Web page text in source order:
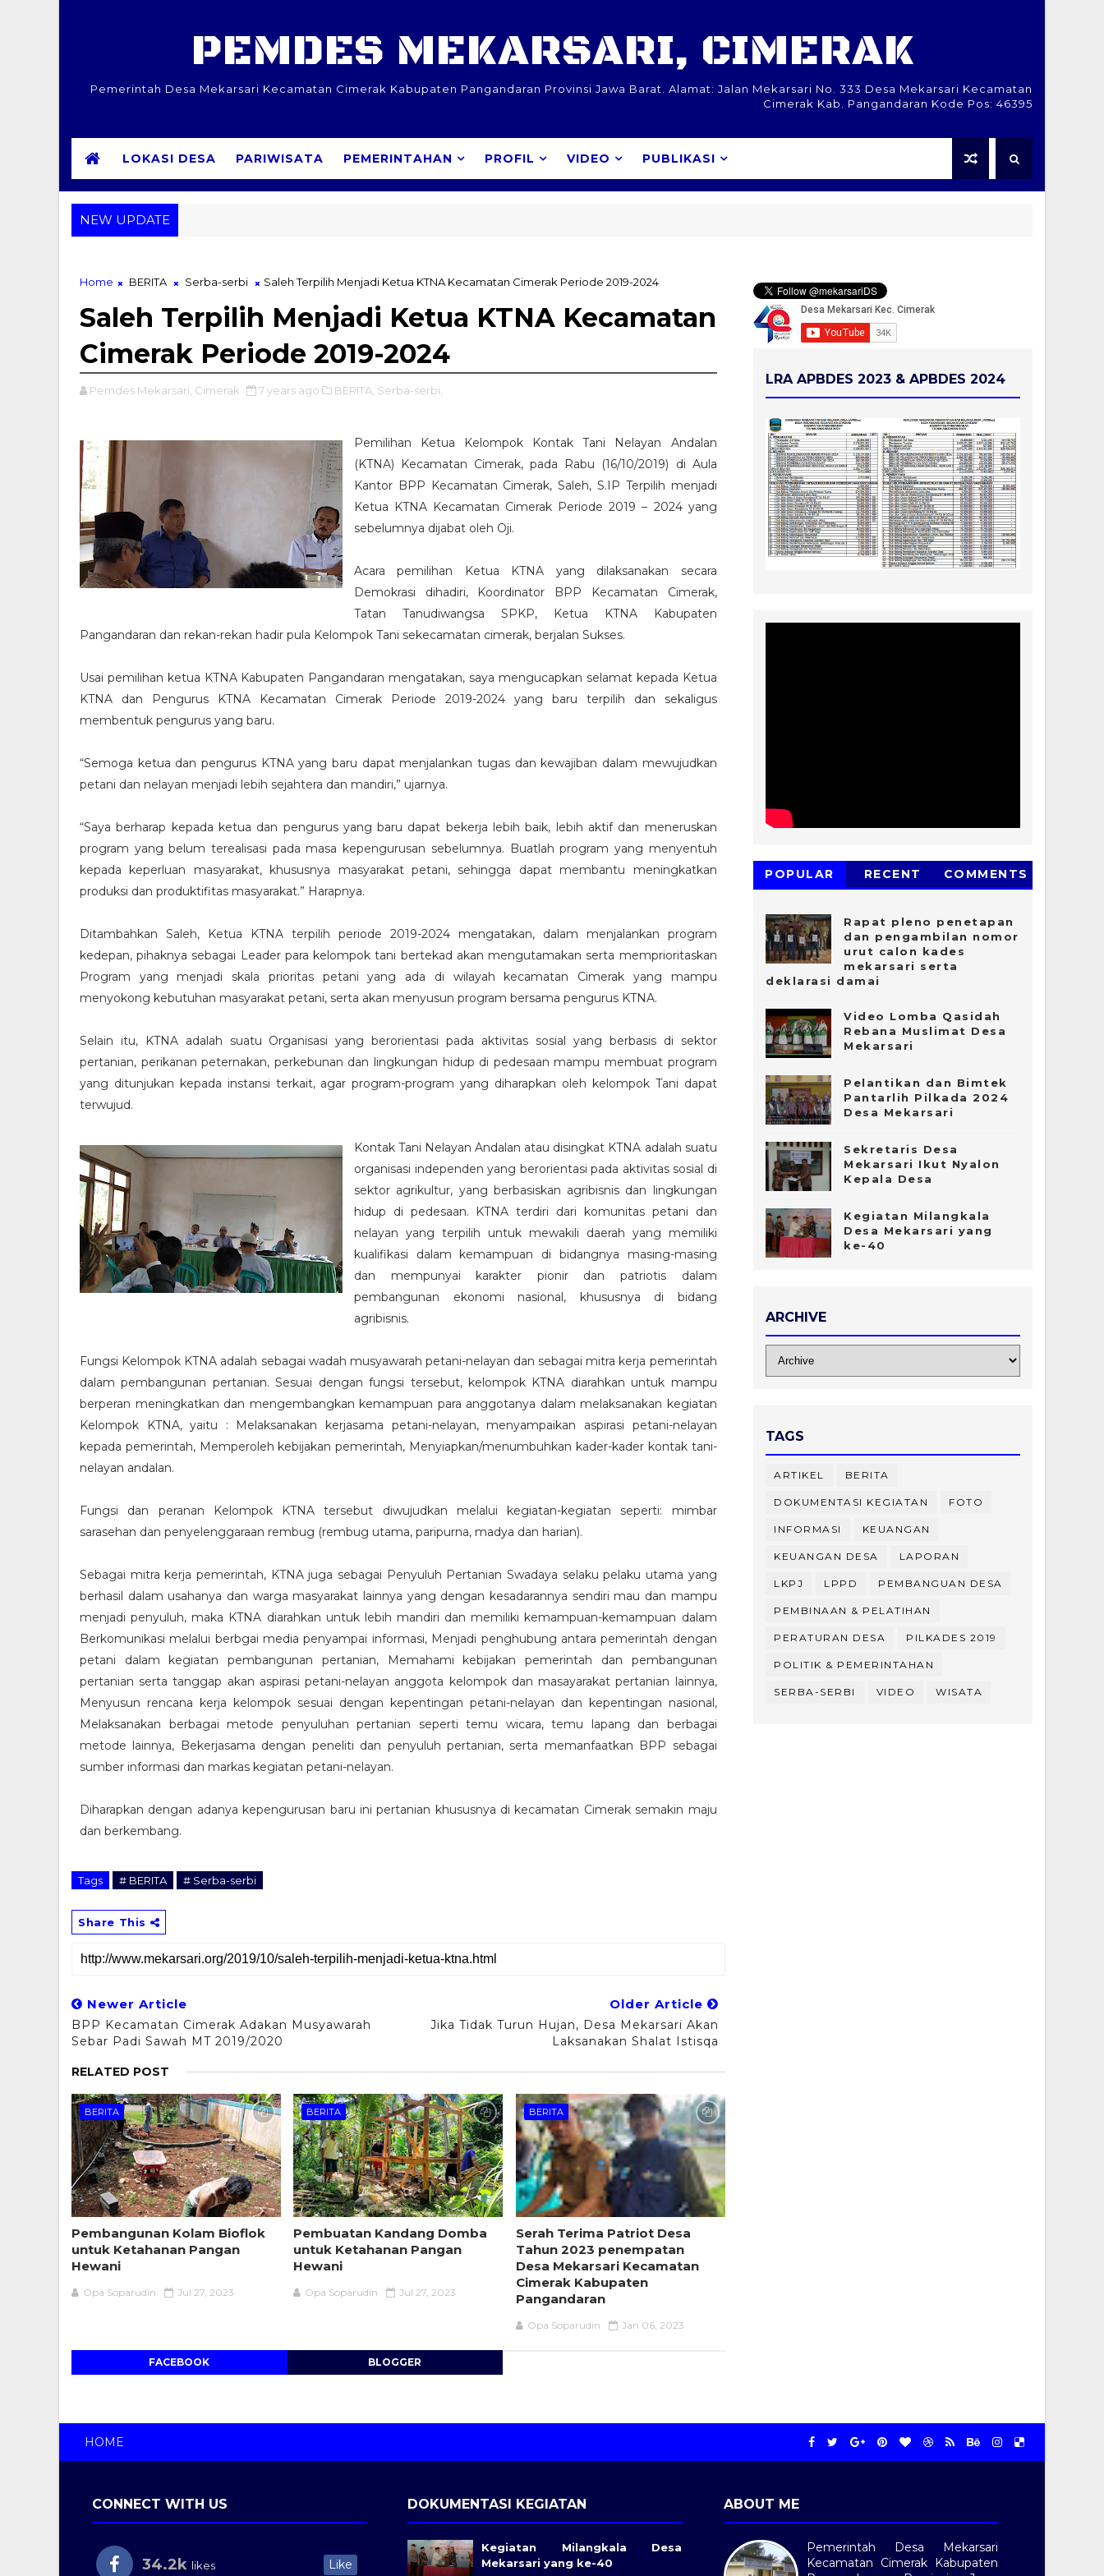
PEMDES MEKARSARI, CIMERAK
Pemerintah Desa Mekarsari Kecamatan Cimerak Kabupaten Pangandaran Provinsi Jawa Barat. Alamat: Jalan Mekarsari No. 333 Desa Mekarsari Kecamatan
Cimerak Kab. Pangandaran Kode Pos: 46395
LOKASI DESA PARIWISATA PEMERINTAHAN PROFIL VIDEO PUBLIKASI
NEW UPDATE
Home BERITA Serba-serbi Saleh Terpilih Menjadi Ketua KTNA Kecamatan Cimerak Periode 2019-2024
Saleh Terpilih Menjadi Ketua KTNA Kecamatan
Cimerak Periode 2019-2024
Pemdes Mekarsari, Cimerak 7 years ago BERITA, Serba-serbi,
Pemilihan Ketua Kelompok Kontak Tani Nelayan Andalan
(KTNA) Kecamatan Cimerak, pada Rabu (16/10/2019) di Aula
Kantor BPP Kecamatan Cimerak, Saleh, S.IP Terpilih menjadi
Ketua KTNA Kecamatan Cimerak Periode 2019 – 2024 yang
sebelumnya dijabat oleh Oji.
Acara pemilihan Ketua KTNA yang dilaksanakan secara
Demokrasi dihadiri, Koordinator BPP Kecamatan Cimerak,
Tatan Tanudiwangsa SPKP, Ketua KTNA Kabupaten
Pangandaran dan rekan-rekan hadir pula Kelompok Tani sekecamatan cimerak, berjalan Sukses.
Usai pemilihan ketua KTNA Kabupaten Pangandaran mengatakan, saya mengucapkan selamat kepada Ketua
KTNA dan Pengurus KTNA Kecamatan Cimerak Periode 2019-2024 yang baru terpilih dan sekaligus
membentuk pengurus yang baru.
“Semoga ketua dan pengurus KTNA yang baru dapat menjalankan tugas dan kewajiban dalam mewujudkan
petani dan nelayan menjadi lebih sejahtera dan mandiri,” ujarnya.
“Saya berharap kepada ketua dan pengurus yang baru dapat bekerja lebih baik, lebih aktif dan meneruskan
program yang belum terealisasi pada masa kepengurusan sebelumnya. Buatlah program yang menyentuh
kepada keperluan masyarakat, khususnya masyarakat petani, sehingga dapat membantu meningkatkan
produksi dan produktifitas masyarakat.” Harapnya.
Ditambahkan Saleh, Ketua KTNA terpilih periode 2019-2024 mengatakan, dalam menjalankan program
kedepan, pihaknya sebagai Leader para kelompok tani bertekad akan mengutamakan serta memprioritaskan
Program yang menjadi skala prioritas petani yang ada di wilayah kecamatan Cimerak yang mampu
menyokong kebutuhan masyarakat petani, serta akan menyusun program bersama pengurus KTNA.
Selain itu, KTNA adalah suatu Organisasi yang berorientasi pada aktivitas sosial yang berbasis di sektor
pertanian, perikanan peternakan, perkebunan dan lingkungan hidup di pedesaan mampu membuat program
yang ditunjukan kepada instansi terkait, agar program-program yang diharapkan oleh kelompok Tani dapat
terwujud.
Kontak Tani Nelayan Andalan atau disingkat KTNA adalah suatu
organisasi independen yang berorientasi pada aktivitas sosial di
sektor agrikultur, yang berbasiskan agribisnis dan lingkungan
hidup di pedesaan. KTNA terdiri dari komunitas petani dan
nelayan yang terpilih untuk mewakili daerah yang memiliki
kualifikasi dalam kemampuan di bidangnya masing-masing
dan mempunyai karakter pionir dan patriotis dalam
pembangunan ekonomi nasional, khususnya di bidang
agribisnis.
Fungsi Kelompok KTNA adalah sebagai wadah musyawarah petani-nelayan dan sebagai mitra kerja pemerintah
dalam pembangunan pertanian. Sesuai dengan fungsi tersebut, kelompok KTNA diarahkan untuk mampu
berperan meningkatkan dan mengembangkan kemampuan para anggotanya dalam melaksanakan kegiatan
Kelompok KTNA, yaitu : Melaksanakan kerjasama petani-nelayan, menyampaikan aspirasi petani-nelayan
kepada pemerintah, Memperoleh kebijakan pemerintah, Menyiapkan/menumbuhkan kader-kader kontak tani-
nelayan andalan.
Fungsi dan peranan Kelompok KTNA tersebut diwujudkan melalui kegiatan-kegiatan seperti: mimbar
sarasehan dan penyelenggaraan rembug (rembug utama, paripurna, madya dan harian).
Sebagai mitra kerja pemerintah, KTNA juga sebagai Penyuluh Pertanian Swadaya selaku pelaku utama yang
berhasil dalam usahanya dan warga masyarakat lainnya yang dengan kesadarannya sendiri mau dan mampu
menjadi penyuluh, maka KTNA diarahkan untuk lebih mandiri dan memiliki kemampuan-kemampuan dalam
Berkomunikasi melalui berbgai media penyampai informasi, Menjadi penghubung antara pemerintah dengan
petani dalam kegiatan pembangunan pertanian, Memahami kebijakan pemerintah dan pembangunan
pertanian serta tanggap akan aspirasi petani-nelayan anggota kelompok dan masayarakat pertanian lainnya,
Menyusun rencana kerja kelompok sesuai dengan kepentingan petani-nelayan dan kepentingan nasional,
Melaksanakan berbagai metode penyuluhan pertanian seperti temu wicara, temu lapang dan berbagai
metode lainnya, Bekerjasama dengan peneliti dan penyuluh pertanian, serta memanfaatkan BPP sebagai
sumber informasi dan markas kegiatan petani-nelayan.
Diharapkan dengan adanya kepengurusan baru ini pertanian khususnya di kecamatan Cimerak semakin maju
dan berkembang.
Tags # BERITA # Serba-serbi
Share This
Newer Article
BPP Kecamatan Cimerak Adakan Musyawarah
Sebar Padi Sawah MT 2019/2020
Older Article
Jika Tidak Turun Hujan, Desa Mekarsari Akan
Laksanakan Shalat Istisqa
RELATED POST
BERITA
Pembangunan Kolam Bioflok
untuk Ketahanan Pangan
Hewani
Opa Soparudin Jul 27, 2023
BERITA
Pembuatan Kandang Domba
untuk Ketahanan Pangan
Hewani
Opa Soparudin Jul 27, 2023
BERITA
Serah Terima Patriot Desa
Tahun 2023 penempatan
Desa Mekarsari Kecamatan
Cimerak Kabupaten
Pangandaran
Opa Soparudin Jan 06, 2023
FACEBOOK BLOGGER
LRA APBDES 2023 & APBDES 2024
POPULAR RECENT COMMENTS
Rapat pleno penetapan
dan pengambilan nomor
urut calon kades
mekarsari serta
deklarasi damai
Video Lomba Qasidah
Rebana Muslimat Desa
Mekarsari
Pelantikan dan Bimtek
Pantarlih Pilkada 2024
Desa Mekarsari
Sekretaris Desa
Mekarsari Ikut Nyalon
Kepala Desa
Kegiatan Milangkala
Desa Mekarsari yang
ke-40
ARCHIVE
TAGS
ARTIKEL BERITA
DOKUMENTASI KEGIATAN FOTO
INFORMASI KEUANGAN
KEUANGAN DESA LAPORAN
LKPJ LPPD PEMBANGUAN DESA
PEMBINAAN & PELATIHAN
PERATURAN DESA PILKADES 2019
POLITIK & PEMERINTAHAN
SERBA-SERBI VIDEO WISATA
HOME
CONNECT WITH US
34.2k likes Like
DOKUMENTASI KEGIATAN
Kegiatan Milangkala Desa
Mekarsari yang ke-40
ABOUT ME
Pemerintah Desa Mekarsari
Kecamatan Cimerak Kabupaten